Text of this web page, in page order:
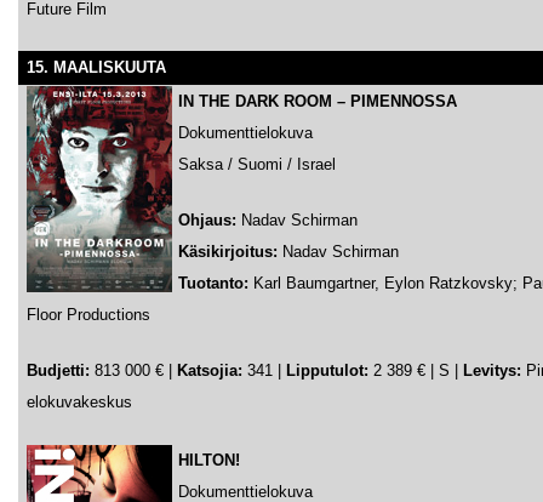
Future Film
15. MAALISKUUTA
IN THE DARK ROOM – PIMENNOSSA
Dokumenttielokuva
Saksa / Suomi / Israel
Ohjaus: Nadav Schirman
Käsikirjoitus: Nadav Schirman
Tuotanto: Karl Baumgartner, Eylon Ratzkovsky;
Floor Productions
Budjetti: 813 000 € | Katsojia: 341 | Lipputulot: 2 389 € | S | Levitys:
elokuvakeskus
HILTON!
Dokumenttielokuva